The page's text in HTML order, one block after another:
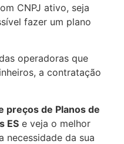
CNPJ ativo, seja
fazer um plano
operadoras que
a contratação
preços de Planos de
ES e veja o melhor
necessidade da sua